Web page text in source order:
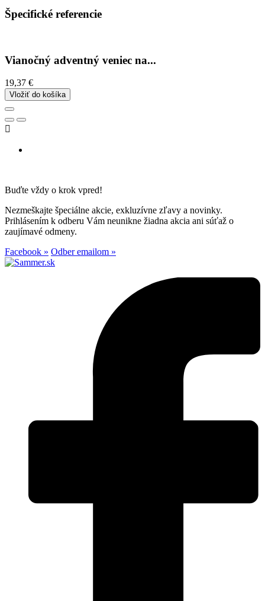
Špecifické referencie
Vianočný adventný veniec na...
19,37 €
Vložiť do košíka

Buďte vždy o krok vpred!
Nezmeškajte špeciálne akcie, exkluzívne zľavy a novinky.
Prihlásením k odberu Vám neunikne žiadna akcia ani súťaž o
zaujímavé odmeny.
Facebook » Odber emailom »